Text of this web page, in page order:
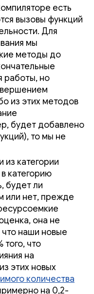
есть
вызовы функций
Для
мы
методы до
работы, но
из этих методов
будет добавлено
то мы не
категории
категорию
будет ли
или нет, прежде
она не
наши новые
того, что
на
этих новых
количества
на 0,2-